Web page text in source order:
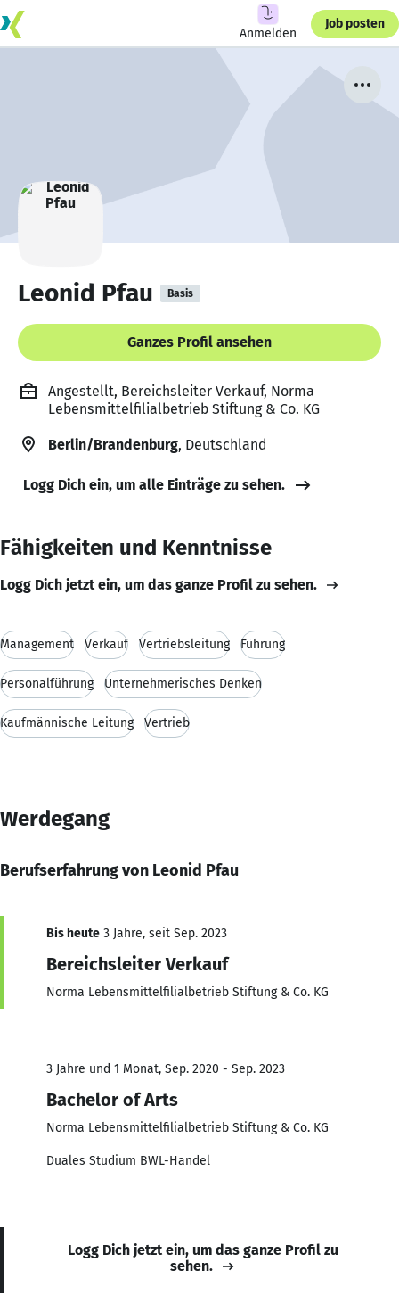
Anmelden
Job posten
Leonid Pfau Basis
Ganzes Profil ansehen
Angestellt, Bereichsleiter Verkauf, Norma
Lebensmittelfilialbetrieb Stiftung & Co. KG
Berlin/Brandenburg, Deutschland
Logg Dich ein, um alle Einträge zu sehen.
Fähigkeiten und Kenntnisse
Logg Dich jetzt ein, um das ganze Profil zu sehen.
Management Verkauf Vertriebsleitung Führung
Personalführung Unternehmerisches Denken
Kaufmännische Leitung Vertrieb
Werdegang
Berufserfahrung von Leonid Pfau
Bis heute 3 Jahre, seit Sep. 2023
Bereichsleiter Verkauf
Norma Lebensmittelfilialbetrieb Stiftung & Co. KG
3 Jahre und 1 Monat, Sep. 2020 - Sep. 2023
Bachelor of Arts
Norma Lebensmittelfilialbetrieb Stiftung & Co. KG
Duales Studium BWL-Handel
Logg Dich jetzt ein, um das ganze Profil zu
sehen.